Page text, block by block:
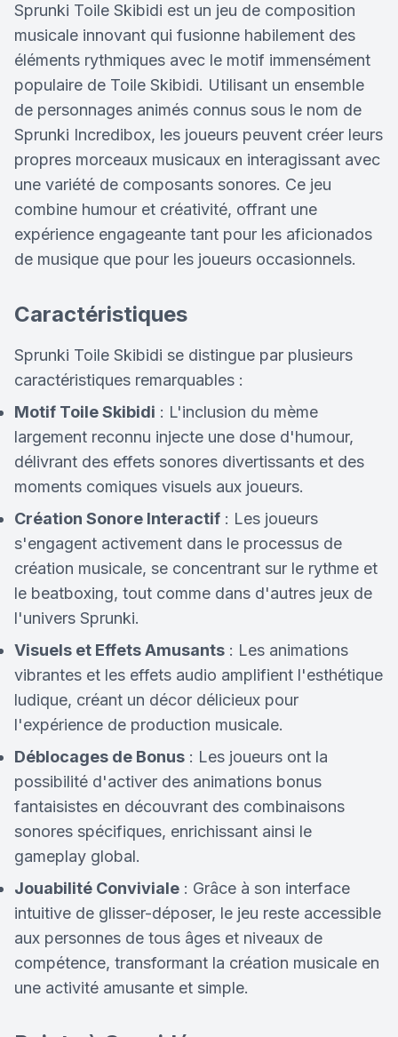
Sprunki Toile Skibidi est un jeu de composition
musicale innovant qui fusionne habilement des
éléments rythmiques avec le motif immensément
populaire de Toile Skibidi. Utilisant un ensemble
de personnages animés connus sous le nom de
Sprunki Incredibox, les joueurs peuvent créer leurs
propres morceaux musicaux en interagissant avec
une variété de composants sonores. Ce jeu
combine humour et créativité, offrant une
expérience engageante tant pour les aficionados
de musique que pour les joueurs occasionnels.
Caractéristiques
Sprunki Toile Skibidi se distingue par plusieurs
caractéristiques remarquables :
Motif Toile Skibidi : L'inclusion du mème
largement reconnu injecte une dose d'humour,
délivrant des effets sonores divertissants et des
moments comiques visuels aux joueurs.
Création Sonore Interactif : Les joueurs
s'engagent activement dans le processus de
création musicale, se concentrant sur le rythme et
le beatboxing, tout comme dans d'autres jeux de
l'univers Sprunki.
Visuels et Effets Amusants : Les animations
vibrantes et les effets audio amplifient l'esthétique
ludique, créant un décor délicieux pour
l'expérience de production musicale.
Déblocages de Bonus : Les joueurs ont la
possibilité d'activer des animations bonus
fantaisistes en découvrant des combinaisons
sonores spécifiques, enrichissant ainsi le
gameplay global.
Jouabilité Conviviale : Grâce à son interface
intuitive de glisser-déposer, le jeu reste accessible
aux personnes de tous âges et niveaux de
compétence, transformant la création musicale en
une activité amusante et simple.